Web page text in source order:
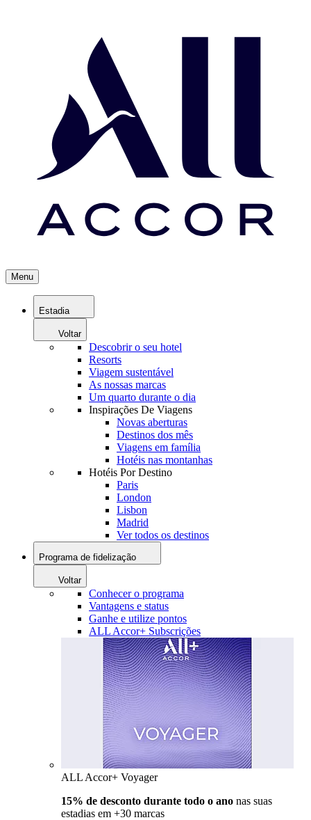
Menu
Estadia
Voltar
Descobrir o seu hotel
Resorts
Viagem sustentável
As nossas marcas
Um quarto durante o dia
Inspirações De Viagens
Novas aberturas
Destinos dos mês
Viagens em família
Hotéis nas montanhas
Hotéis Por Destino
Paris
London
Lisbon
Madrid
Ver todos os destinos
Programa de fidelização
Voltar
Conhecer o programa
Vantagens e status
Ganhe e utilize pontos
ALL Accor+ Subscrições
ALL Accor+ Voyager
15% de desconto durante todo o ano nas suas
estadias em +30 marcas